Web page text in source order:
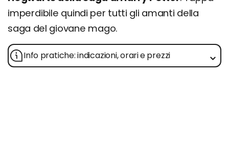
imperdibile quindi per tutti gli amanti della
saga del giovane mago.
Info pratiche: indicazioni, orari e prezzi